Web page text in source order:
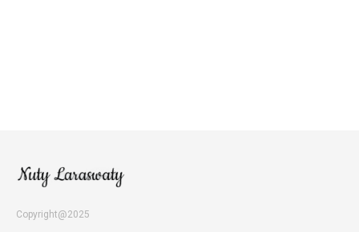
Copyright@2025